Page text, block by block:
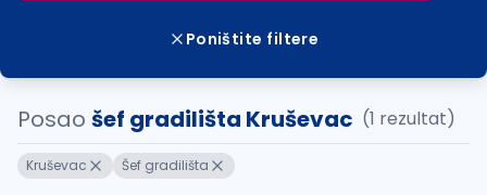
Poništite filtere
Posao šef gradilišta Kruševac (1 rezultat)
Kruševac Šef gradilišta